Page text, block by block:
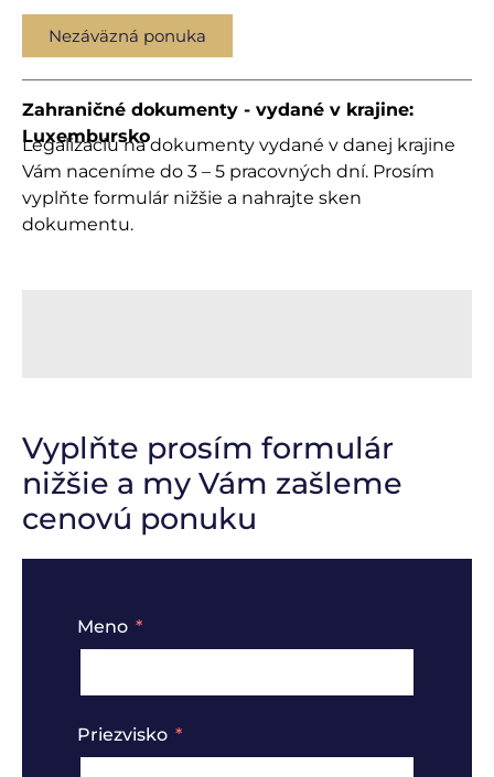
Nezáväzná ponuka
Zahraničné dokumenty - vydané v krajine:
Luxembursko
Legalizáciu na dokumenty vydané v danej krajine
Vám naceníme do 3 – 5 pracovných dní. Prosím
vyplňte formulár nižšie a nahrajte sken
dokumentu.
Vyplňte prosím formulár
nižšie a my Vám zašleme
cenovú ponuku
Meno
Priezvisko